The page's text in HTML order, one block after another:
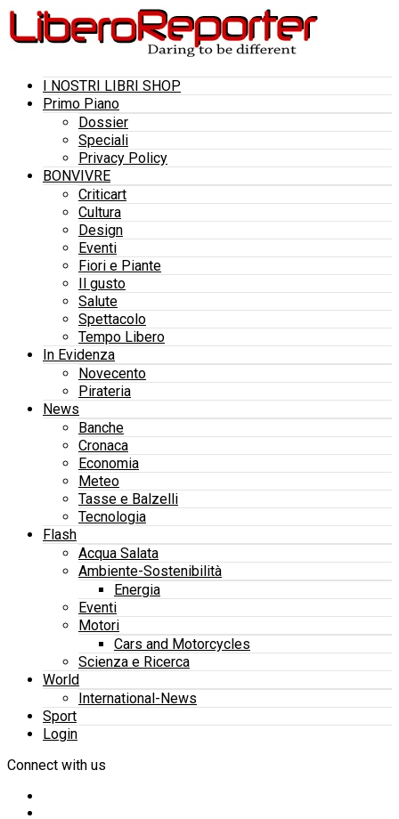
I NOSTRI LIBRI SHOP
Primo Piano
Dossier
Speciali
Privacy Policy
BONVIVRE
Criticart
Cultura
Design
Eventi
Fiori e Piante
Il gusto
Salute
Spettacolo
Tempo Libero
In Evidenza
Novecento
Pirateria
News
Banche
Cronaca
Economia
Meteo
Tasse e Balzelli
Tecnologia
Flash
Acqua Salata
Ambiente-Sostenibilità
Energia
Eventi
Motori
Cars and Motorcycles
Scienza e Ricerca
World
International-News
Sport
Login
Connect with us